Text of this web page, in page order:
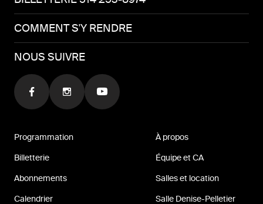
COMMENT S'Y RENDRE
NOUS SUIVRE
Programmation
Billetterie
Abonnements
Calendrier
À propos
Équipe et CA
Salles et location
Salle Denise-Pelletier